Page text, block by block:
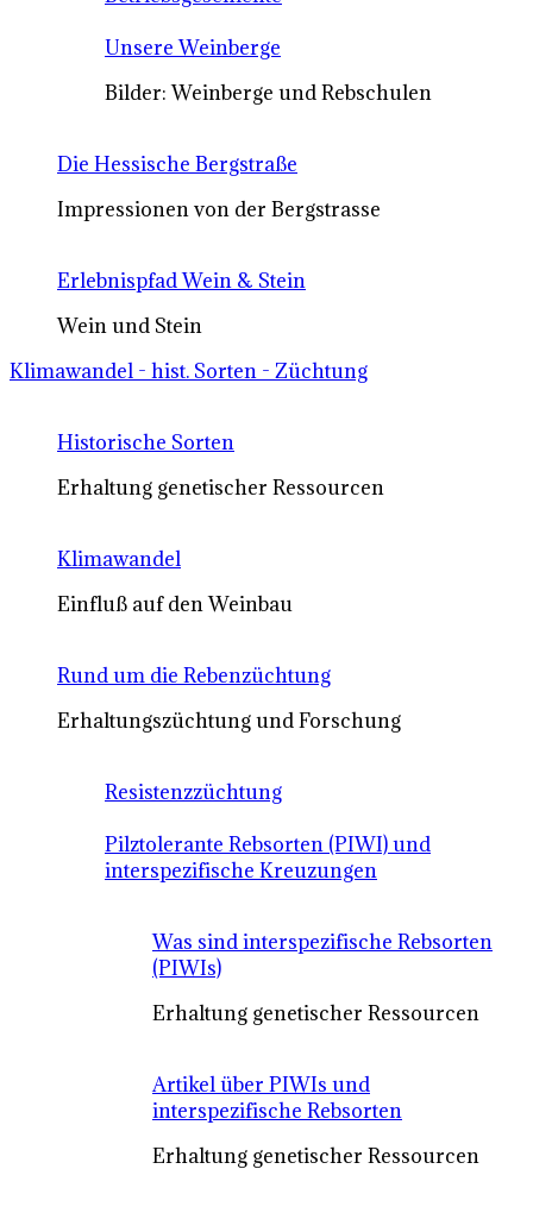
Unsere Weinberge
Bilder: Weinberge und Rebschulen
Die Hessische Bergstraße
Impressionen von der Bergstrasse
Erlebnispfad Wein & Stein
Wein und Stein
Klimawandel - hist. Sorten - Züchtung
Historische Sorten
Erhaltung genetischer Ressourcen
Klimawandel
Einfluß auf den Weinbau
Rund um die Rebenzüchtung
Erhaltungszüchtung und Forschung
Resistenzzüchtung
Pilztolerante Rebsorten (PIWI) und
interspezifische Kreuzungen
Was sind interspezifische Rebsorten
(PIWIs)
Erhaltung genetischer Ressourcen
Artikel über PIWIs und
interspezifische Rebsorten
Erhaltung genetischer Ressourcen